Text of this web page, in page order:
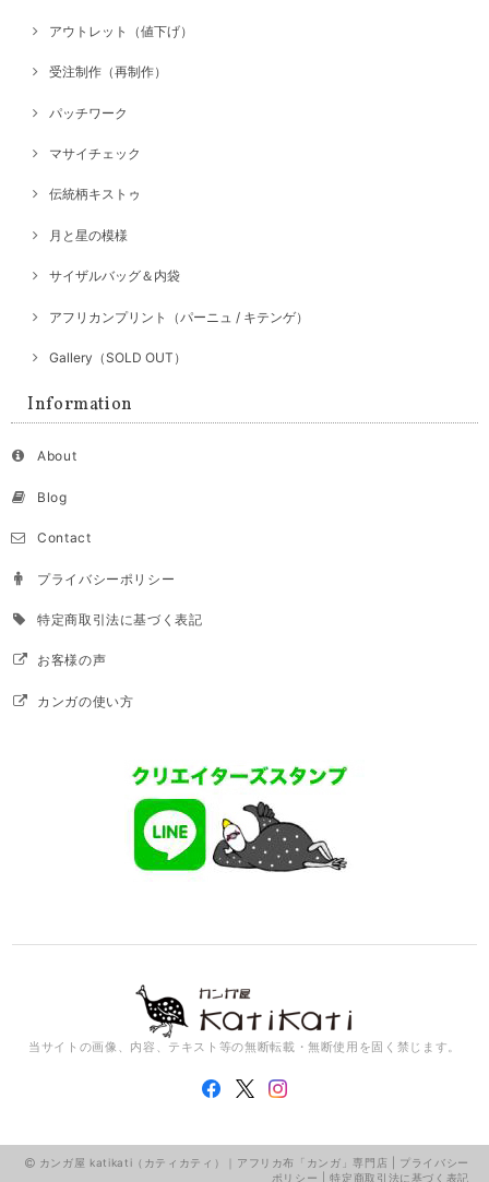
アウトレット（値下げ）
受注制作（再制作）
パッチワーク
マサイチェック
伝統柄キストゥ
月と星の模様
サイザルバッグ＆内袋
アフリカンプリント（パーニュ / キテンゲ）
Gallery（SOLD OUT）
Information
About
Blog
Contact
プライバシーポリシー
特定商取引法に基づく表記
お客様の声
カンガの使い方
当サイトの画像、内容、テキスト等の無断転載・無断使用を固く禁じます。
カンガ屋 katikati（カティカティ）｜アフリカ布「カンガ」専門店 | プライバシー
ポリシー
|特定商取引法に基づく表記